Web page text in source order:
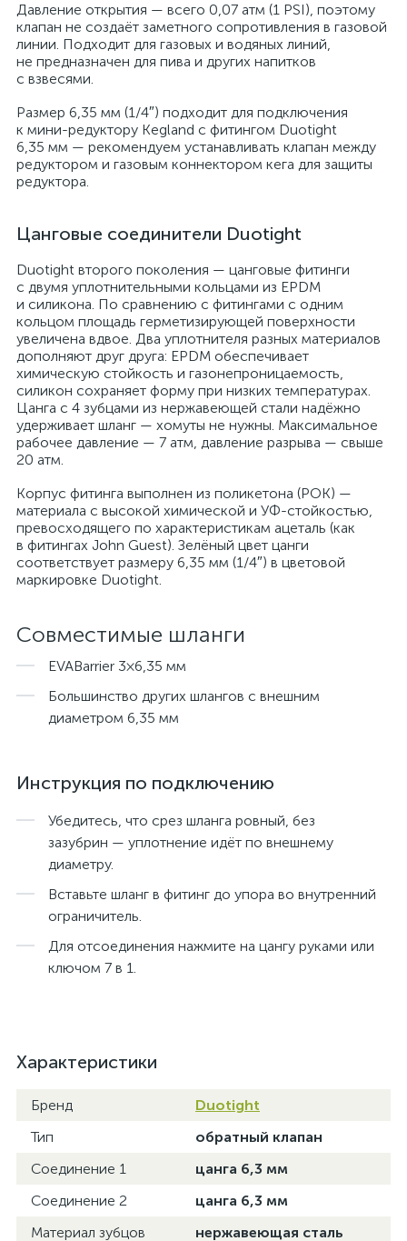
Давление открытия — всего 0,07 атм (1 PSI), поэтому
клапан не создаёт заметного сопротивления в газовой
линии. Подходит для газовых и водяных линий,
не предназначен для пива и других напитков
с взвесями.
Размер 6,35 мм (1/4″) подходит для подключения
к мини-редуктору Kegland с фитингом Duotight
6,35 мм — рекомендуем устанавливать клапан между
редуктором и газовым коннектором кега для защиты
редуктора.
Цанговые соединители Duotight
Duotight второго поколения — цанговые фитинги
с двумя уплотнительными кольцами из EPDM
и силикона. По сравнению с фитингами с одним
кольцом площадь герметизирующей поверхности
увеличена вдвое. Два уплотнителя разных материалов
дополняют друг друга: EPDM обеспечивает
химическую стойкость и газонепроницаемость,
силикон сохраняет форму при низких температурах.
Цанга с 4 зубцами из нержавеющей стали надёжно
удерживает шланг — хомуты не нужны. Максимальное
рабочее давление — 7 атм, давление разрыва — свыше
20 атм.
Корпус фитинга выполнен из поликетона (POK) —
материала с высокой химической и УФ-стойкостью,
превосходящего по характеристикам ацеталь (как
в фитингах John Guest). Зелёный цвет цанги
соответствует размеру 6,35 мм (1/4″) в цветовой
маркировке Duotight.
Совместимые шланги
EVABarrier 3×6,35 мм
Большинство других шлангов с внешним
диаметром 6,35 мм
Инструкция по подключению
Убедитесь, что срез шланга ровный, без
зазубрин — уплотнение идёт по внешнему
диаметру.
Вставьте шланг в фитинг до упора во внутренний
ограничитель.
Для отсоединения нажмите на цангу руками или
ключом 7 в 1.
Характеристики
Бренд
Duotight
Тип
обратный клапан
Соединение 1
цанга 6,3 мм
Соединение 2
цанга 6,3 мм
Материал зубцов
нержавеющая сталь